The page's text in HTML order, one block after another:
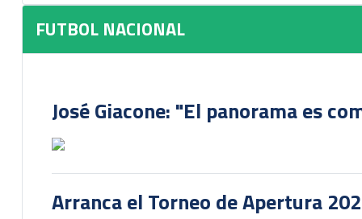
FUTBOL NACIONAL
José Giacone: "El panorama es
Arranca el Torneo de Apertura